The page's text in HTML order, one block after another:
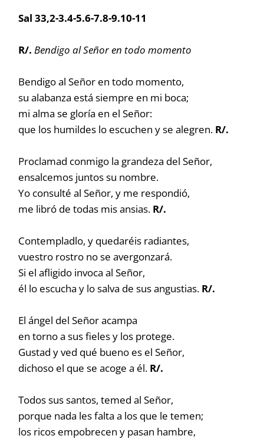
Sal 33,2-3.4-5.6-7.8-9.10-11
R/. Bendigo al Señor en todo momento
Bendigo al Señor en todo momento,
su alabanza está siempre en mi boca;
mi alma se gloría en el Señor:
que los humildes lo escuchen y se alegren. R/.
Proclamad conmigo la grandeza del Señor,
ensalcemos juntos su nombre.
Yo consulté al Señor, y me respondió,
me libró de todas mis ansias. R/.
Contempladlo, y quedaréis radiantes,
vuestro rostro no se avergonzará.
Si el afligido invoca al Señor,
él lo escucha y lo salva de sus angustias. R/.
El ángel del Señor acampa
en torno a sus fieles y los protege.
Gustad y ved qué bueno es el Señor,
dichoso el que se acoge a él. R/.
Todos sus santos, temed al Señor,
porque nada les falta a los que le temen;
los ricos empobrecen y pasan hambre,